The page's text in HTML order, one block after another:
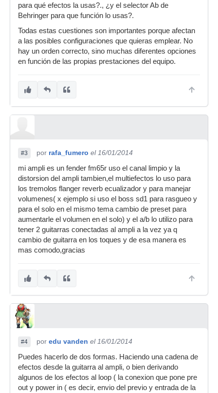
para qué efectos la usas?., ¿y el selector Ab de
Behringer para que función lo usas?.
Todas estas cuestiones son importantes porque afectan
a las posibles configuraciones que quieras emplear. No
hay un orden correcto, sino muchas diferentes opciones
en función de las propias prestaciones del equipo.
#3 por rafa_fumero el 16/01/2014
mi ampli es un fender fm65r uso el canal limpio y la
distorsion del ampli tambien,el multiefectos lo uso para
los tremolos flanger reverb ecualizador y para manejar
volumenes( x ejemplo si uso el boss sd1 para rasgueo y
para el solo en el mismo tema cambio de preset para
aumentarle el volumen en el solo) y el a/b lo utilizo para
tener 2 guitarras conectadas al ampli a la vez ya q
cambio de guitarra en los toques y de esa manera es
mas comodo,gracias
#4 por edu vanden el 16/01/2014
Puedes hacerlo de dos formas. Haciendo una cadena de
efectos desde la guitarra al ampli, o bien derivando
algunos de los efectos al loop ( la conexion que pone pre
out y power in ( es decir, envio del previo y entrada de la